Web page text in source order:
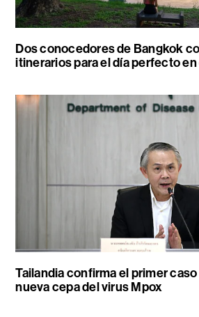
Dos conocedores de Bangkok
itinerarios para el día perfecto
Tailandia confirma el primer
nueva cepa del virus Mpox